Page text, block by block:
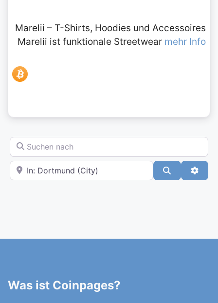
Marelii – T-Shirts, Hoodies und Accessoires
Marelii ist funktionale Streetwear mehr Info
Suchen nach
In der Nähe Suchen
Was ist Coinpages?